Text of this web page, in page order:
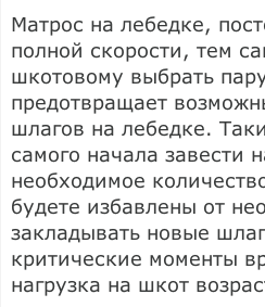
Матрос на лебедке,
полной скорости, тем
шкотовому выбрать
предотвращает
шлагов на лебедке.
самого начала завести
необходимое
будете избавлены от
закладывать новые
критические моменты
нагрузка на шкот